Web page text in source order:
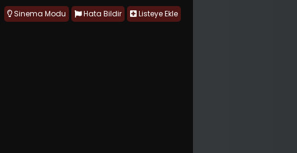
Listeye Ekle
Hata Bildir
Sinema Modu